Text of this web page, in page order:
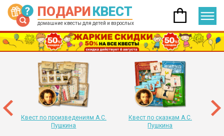
ПОДАРИКВЕСТ
домашние квесты для детей и взрослых
Квест по произведениям А.С.
Пушкина
Квест по сказкам А.С.
Пушкина